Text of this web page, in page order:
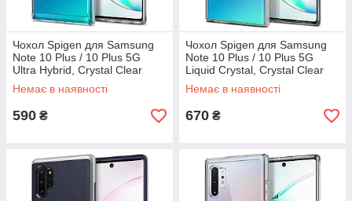
Чохол Spigen для Samsung
Note 10 Plus / 10 Plus 5G
Ultra Hybrid, Crystal Clear
(627CS27332)
Немає в наявності
590 ₴
Чохол Spigen для Samsung
Note 10 Plus / 10 Plus 5G
Liquid Crystal, Crystal Clear
(627CS27327)
Немає в наявності
670 ₴